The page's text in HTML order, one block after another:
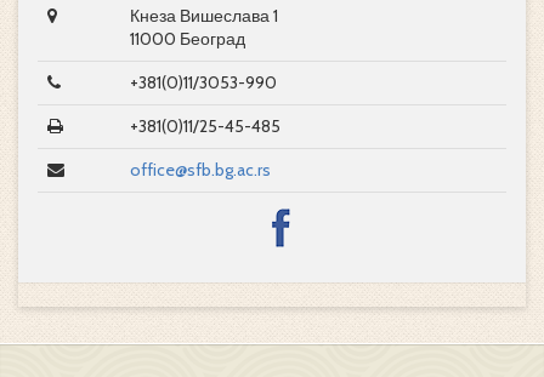
Кнеза Вишеслава 1
11000 Београд
+381(0)11/3053-990
+381(0)11/25-45-485
office@sfb.bg.ac.rs